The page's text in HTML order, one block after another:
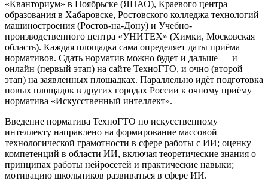
«Кванториум» в Ноябрьске (ЯНАО), Краевого центра
образования в Хабаровске, Ростовского колледжа технологий
машиностроения (Ростов-на-Дону) и Учебно-
производственного центра «УНИТЕХ» (Химки, Московская
область). Каждая площадка сама определяет даты приёма
нормативов. Сдать норматив можно будет и дальше — и
онлайн (первый этап) на сайте ТехноГТО, и очно (второй
этап) на заявленных площадках. Параллельно идёт подготовка
новых площадок в других городах России к очному приёму
норматива «Искусственный интеллект».
Введение норматива ТехноГТО по искусственному
интеллекту направлено на формирование массовой
технологической грамотности в сфере работы с ИИ; оценку
компетенций в области ИИ, включая теоретические знания о
принципах работы нейросетей и практические навыки;
мотивацию школьников развиваться в сфере ИИ.